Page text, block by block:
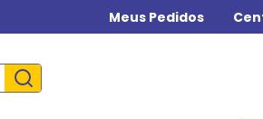
Meus Pedidos